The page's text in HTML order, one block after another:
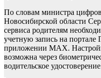
По словам министра
Новосибирской области
сервиса родителям
учетную запись на
приложении MAX.
возможна через
водительское